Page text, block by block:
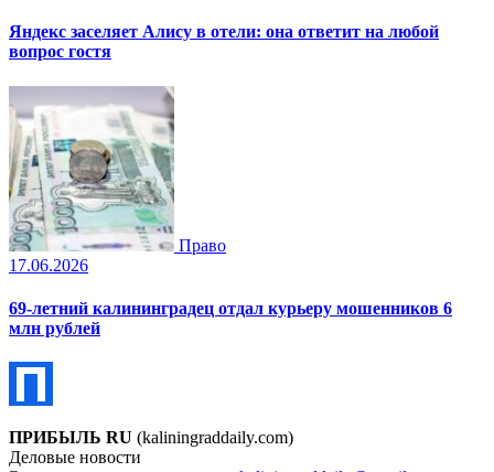
Яндекс заселяет Алису в отели: она ответит на любой
вопрос гостя
Право
17.06.2026
69-летний калининградец отдал курьеру мошенников 6
млн рублей
ПРИБЫЛЬ RU (kaliningraddaily.com)
Деловые новости